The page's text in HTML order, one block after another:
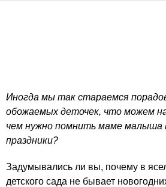
Иногда мы так стараемся
обожаемых деточек, что можем
чем нужно помнить маме малыша
праздники?
Задумывались ли вы, почему в
детского сада не бывает